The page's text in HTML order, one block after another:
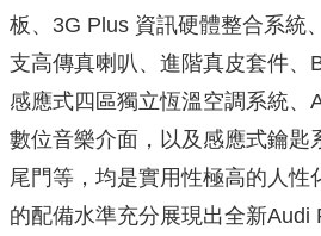
板、3G Plus 資訊硬體整合系統
支高傳真喇叭、進階真皮套件、
感應式四區獨立恆溫空調系統、
數位音樂介面，以及感應式鑰匙
尾門等，均是實用性極高的人性
的配備水準充分展現出全新Audi